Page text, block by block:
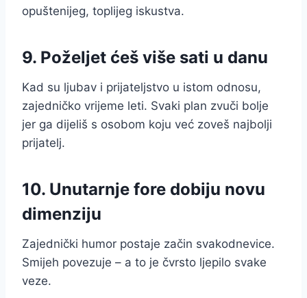
opuštenijeg, toplijeg iskustva.
9. Poželjet ćeš više sati u danu
Kad su ljubav i prijateljstvo u istom odnosu,
zajedničko vrijeme leti. Svaki plan zvuči bolje
jer ga dijeliš s osobom koju već zoveš najbolji
prijatelj.
10. Unutarnje fore dobiju novu
dimenziju
Zajednički humor postaje začin svakodnevice.
Smijeh povezuje – a to je čvrsto ljepilo svake
veze.